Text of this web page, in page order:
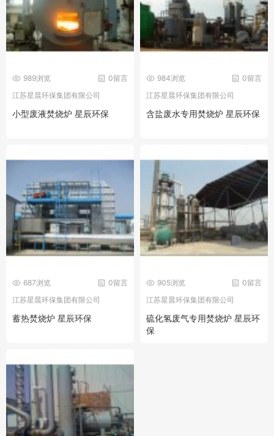
0留言
989浏览
江苏星晨环保集团有限公司
小型废液焚烧炉 星辰环保
0留言
984浏览
江苏星晨环保集团有限公司
含盐废水专用焚烧炉 星辰环保
0留言
687浏览
江苏星晨环保集团有限公司
蓄热焚烧炉 星辰环保
0留言
905浏览
江苏星晨环保集团有限公司
硫化氢废气专用焚烧炉 星辰环
保